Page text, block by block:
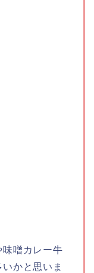
噌カレー牛
かと思いま